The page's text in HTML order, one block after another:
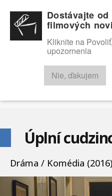
RECENZIE
Úplní
Dráma / Komédia (2016)
Dostávajte
filmových
Kliknite na
upozornenia
Nie, ďakujem